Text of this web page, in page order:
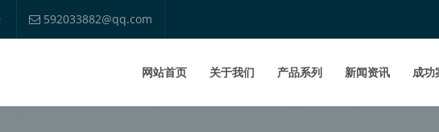
592033882@qq.com
网站首页 关于我们 产品系列 新闻资讯 成功